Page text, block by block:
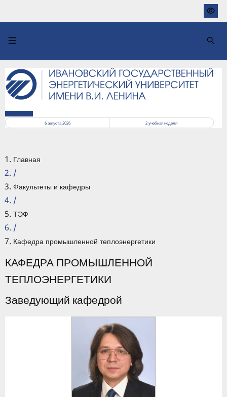
основному
6 августа 2026
2учебная неделя
Главная
/
Факультеты и кафедры
/
ТЭФ
/
Кафедра промышленной теплоэнергетики
КАФЕДРА ПРОМЫШЛЕННОЙ
ТЕПЛОЭНЕРГЕТИКИ
Заведующий кафедрой